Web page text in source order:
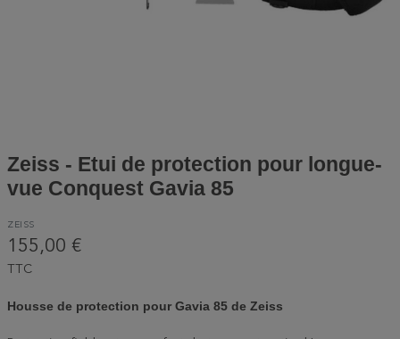
Zeiss - Etui de protection pour longue-
vue Conquest Gavia 85
ZEISS
155,00 €
TTC
Housse de protection pour Gavia 85 de Zeiss